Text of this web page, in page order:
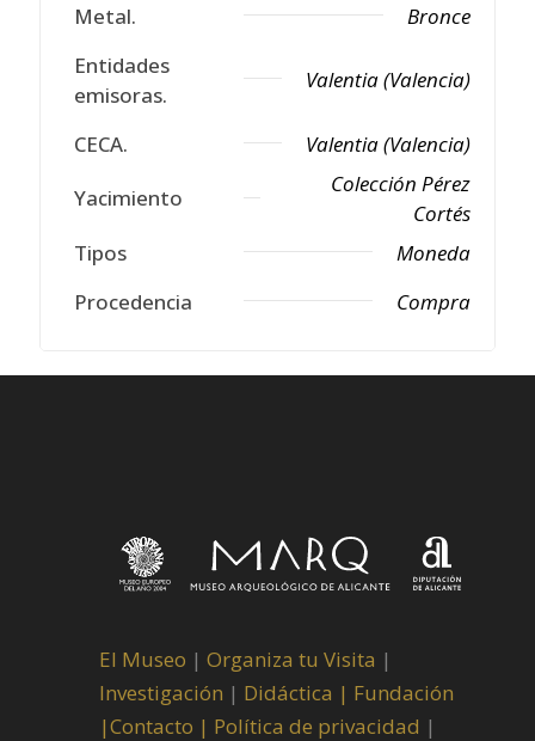
Metal.
Bronce
Entidades
emisoras.
Valentia (Valencia)
CECA.
Valentia (Valencia)
Yacimiento
Colección Pérez
Cortés
Tipos
Moneda
Procedencia
Compra
El Museo | Organiza tu Visita |
Investigación | Didáctica | Fundación
|Contacto | Política de privacidad |